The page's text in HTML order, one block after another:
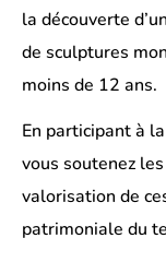
la découverte
de sculptures
moins de 12 ans.
En participant à
vous soutenez
valorisation de
patrimoniale du